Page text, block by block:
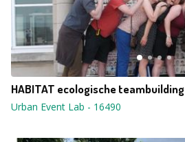
HABITAT ecologische teambuilding
Urban Event Lab - 16490